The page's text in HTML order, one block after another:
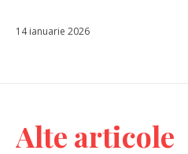
14 ianuarie 2026
Alte articole